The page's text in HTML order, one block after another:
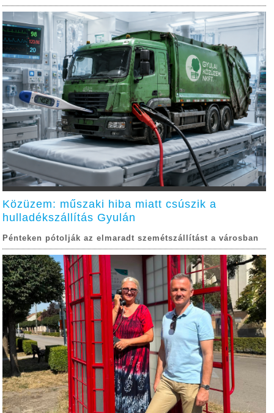
Közüzem: műszaki hiba miatt csúszik a
hulladékszállítás Gyulán
Pénteken pótolják az elmaradt szemétszállítást a városban